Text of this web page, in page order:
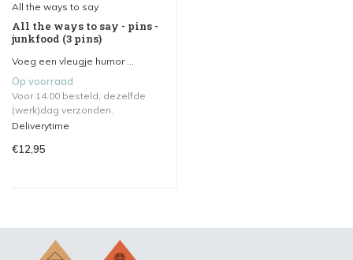
All the ways to say
All the ways to say - pins -
junkfood (3 pins)
Voeg een vleugje humor ...
Op voorraad
Voor 14.00 besteld, dezelfde
(werk)dag verzonden.
Deliverytime
€12,95